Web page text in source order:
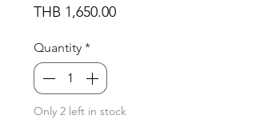
THB 1,650.00Price
Quantity *
Only 2 left in stock